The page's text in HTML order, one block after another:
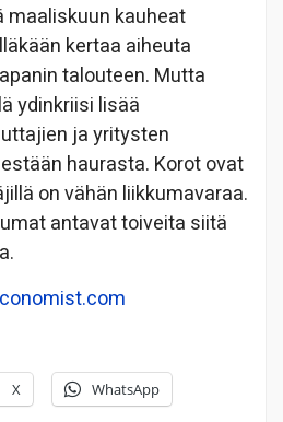
maaliskuun kauheat
kertaa aiheuta
talouteen. Mutta
ydinkriisi lisää
ja yritysten
haurasta. Korot ovat
on vähän liikkumavaraa.
antavat toiveita siitä
X WhatsApp